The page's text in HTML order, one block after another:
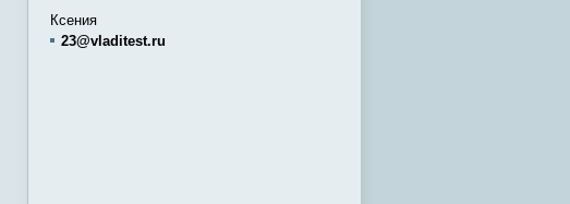
Ксения
23@vladitest.ru